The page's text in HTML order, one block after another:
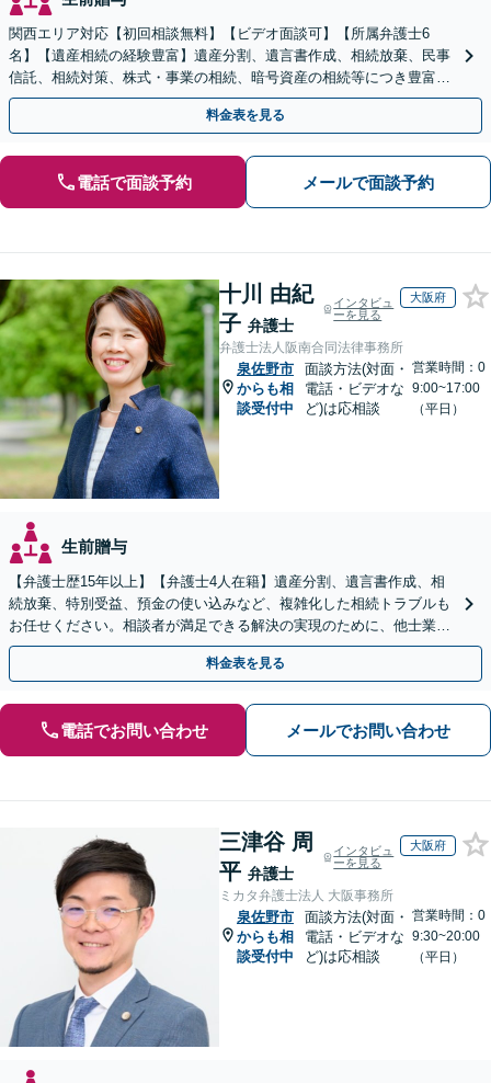
関西エリア対応【初回相談無料】【ビデオ面談可】【所属弁護士6
名】【遺産相続の経験豊富】遺産分割、遺言書作成、相続放棄、民事
信託、相続対策、株式・事業の相続、暗号資産の相続等につき豊富な
対応実績。【バリアフリー】【完全個室対応】
料金表を見る
電話で面談予約 メールで面談予約
十川 由紀
子 弁護士
インタビュ
ーを見る
大阪府
弁護士法人阪南合同法律事務所
泉佐野市
からも相
談受付中
面談方法(対面・
電話・ビデオな
ど)は応相談
営業時間：0
9:00~17:00
（平日）
生前贈与
【弁護士歴15年以上】【弁護士4人在籍】遺産分割、遺言書作成、相
続放棄、特別受益、預金の使い込みなど、複雑化した相続トラブルも
お任せください。相談者が満足できる解決の実現のために、他士業と
連携し最善を尽くします【完全個室】
料金表を見る
電話でお問い合わせ メールでお問い合わせ
三津谷 周
平 弁護士
インタビュ
ーを見る
大阪府
ミカタ弁護士法人 大阪事務所
泉佐野市
からも相
談受付中
面談方法(対面・
電話・ビデオな
ど)は応相談
営業時間：0
9:30~20:00
（平日）